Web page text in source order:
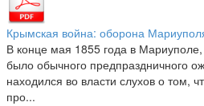
Крымская война: оборона
В конце мая 1855 года в
было обычного предпраздничного
находился во власти слухов о том,
про...